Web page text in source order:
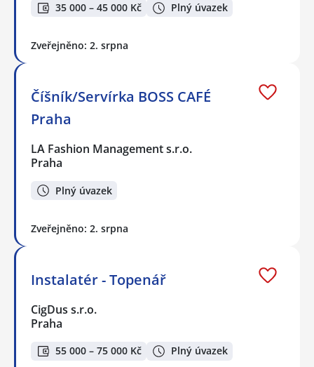
35 000 – 45 000 Kč Plný úvazek
Zveřejněno: 2. srpna
Číšník/Servírka BOSS CAFÉ
Praha
LA Fashion Management s.r.o.
Praha
Plný úvazek
Zveřejněno: 2. srpna
Instalatér - Topenář
CigDus s.r.o.
Praha
55 000 – 75 000 Kč Plný úvazek